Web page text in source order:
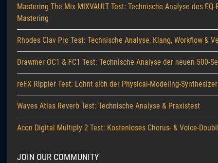
Mastering The Mix MIXVAULT Test: Technische Analyse des
Mastering
Rhodes Clav Pro Test: Technische Analyse, Klang, Workflow &
Drawmer OC1 & FC1 Test: Technische Analyse der neuen 500-
reFX Rippler Test: Lohnt sich der Physical-Modeling-
Waves Atlas Reverb Test: Technische Analyse & Praxistest
Acon Digital Multiply 2 Test: Kostenloses Chorus- & Voice-
JOIN OUR COMMUNITY